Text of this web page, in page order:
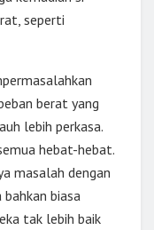
seperti
berat yang
lebih perkasa.
hebat-hebat.
masalah dengan
biasa
tak lebih baik